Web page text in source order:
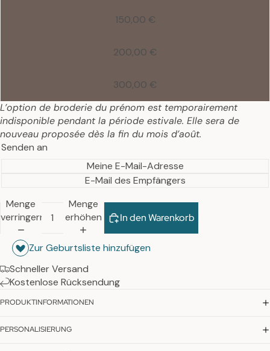
150,00 €
200,00 €
300,00 €
L’option de broderie du prénom est temporairement
indisponible pendant la période estivale. Elle sera de
nouveau proposée dès la fin du mois d’août.
Senden an
Meine E-Mail-Adresse
E-Mail des Empfängers
Menge
verringern
Menge
erhöhen
In den Warenkorb
Zur Geburtsliste hinzufügen
Schneller Versand
Kostenlose Rücksendung
PRODUKTINFORMATIONEN
PERSONALISIERUNG